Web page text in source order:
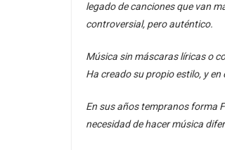
legado de canciones que van
controversial, pero auténtico.
Música sin máscaras líricas o
Ha creado su propio estilo, y
En sus años tempranos forma
necesidad de hacer música